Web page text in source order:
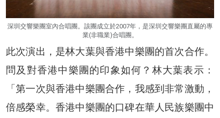
深圳交響樂團室內合唱團。該團成立於2007年，是深圳交響樂團直屬的專
業(非職業)合唱團。
此次演出，是林大葉與香港中樂團的首次合作。
問及對香港中樂團的印象如何？林大葉表示：
「第一次與香港中樂團合作，我感到非常激動，
倍感榮幸。香港中樂團的口碑在華人民族樂團中